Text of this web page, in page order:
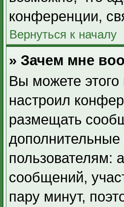
конференции,
Вернуться к началу
» Зачем мне
Вы можете этого
настроил
размещать
пользователям:
сообщений,
пару минут,